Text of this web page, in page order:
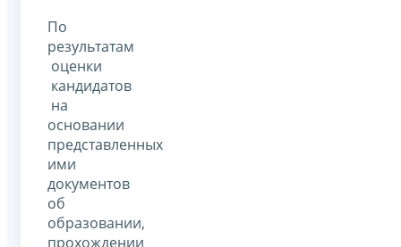
По
результатам
оценки
кандидатов
на
основании
представленных
ими
документов
об
образовании,
прохождении